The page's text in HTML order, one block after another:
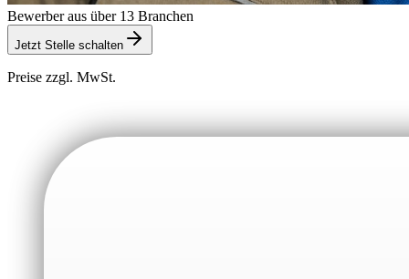
Bewerber aus über 13 Branchen
Jetzt Stelle schalten
Preise zzgl. MwSt.